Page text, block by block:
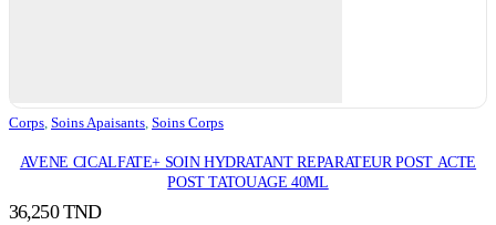
Corps Soins Apaisants Soins Corps
AVENE CICALFATE+ SOIN HYDRATANT REPARATEUR POST ACTE
POST TATOUAGE 40ML
36,250TND